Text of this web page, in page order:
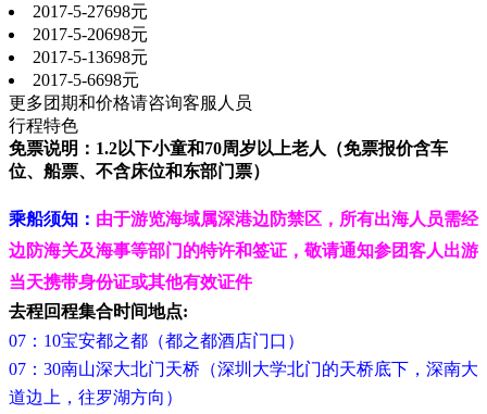
2017-5-27698元
2017-5-20698元
2017-5-13698元
2017-5-6698元
更多团期和价格请咨询客服人员
行程特色
免票说明： 1.2以下小童和70周岁以上老人（免票报价含车
位、船票、不含床位和东部门票）
乘船须知： 由于游览海域属深港边防禁区，所有出海人员需经
边防海关及海事等部门的特许和签证，敬请通知参团客人出游
当天携带身份证或其他有效证件
去程回程集合时间地点:
07：10宝安都之都（都之都酒店门口）
07：30南山深大北门天桥（深圳大学北门的天桥底下，深南大
道边上，往罗湖方向）